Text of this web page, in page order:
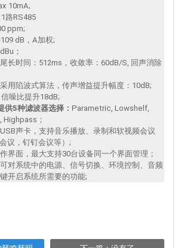
10mA;
1路RS485
ppm;
dB，A加权;
；
尾长时间：512ms，收敛率：60dB/S, 回声消除
采用陷波式算法，传声增益提升幅度：10dB;
信噪比提升18dB;
供5种滤波器选择： Parametric, Lowshelf,
；
声卡，支持音乐播放、录制和软视频会议
议，钉钉会议等）;
界面，最大支持30台设备同一个界面管理；
对系统中的电源、信号切换、环境控制、音频
开启系统所需要的功能;